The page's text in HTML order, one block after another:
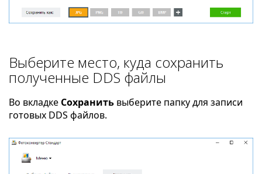
Выберите место, куда сохранить
полученные DDS файлы
Во вкладке Сохранить выберите папку для записи
готовых DDS файлов.